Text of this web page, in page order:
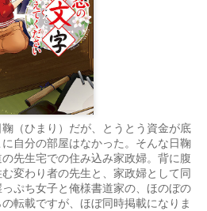
（ひまり）だが、とうとう資金が底
自分の部屋はなかった。そんな日鞠
先生宅での住み込み家政婦。背に腹
変わり者の先生と、家政婦として同
ぷち女子と俺様書道家の、ほのぼの
転載ですが、ほぼ同時掲載になりま